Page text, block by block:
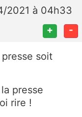
2021 à 04h33
+ -
soit
presse
rire !